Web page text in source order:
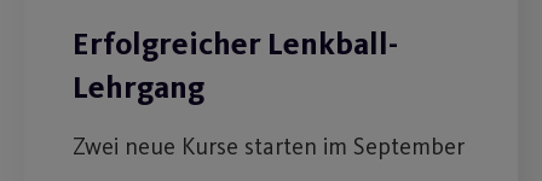
Erfolgreicher Lenkball-
Lehrgang
Zwei neue Kurse starten im September